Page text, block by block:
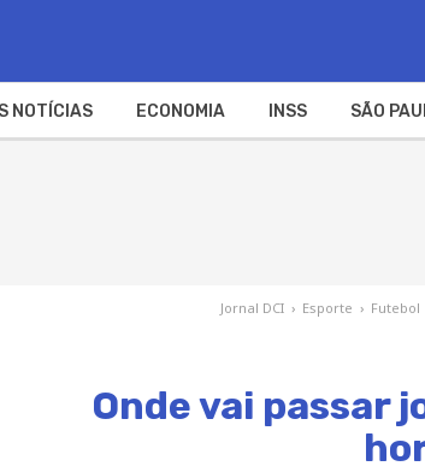
NOTÍCIAS ECONOMIA INSS SÃO
Jornal DCI › Esporte › Futebol
Onde vai passar